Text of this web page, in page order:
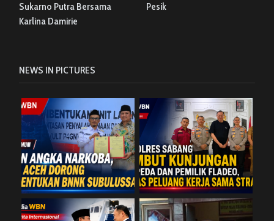
Sukarno Putra Bersama
Karlina Damirie
Pesik
NEWS IN PICTURES